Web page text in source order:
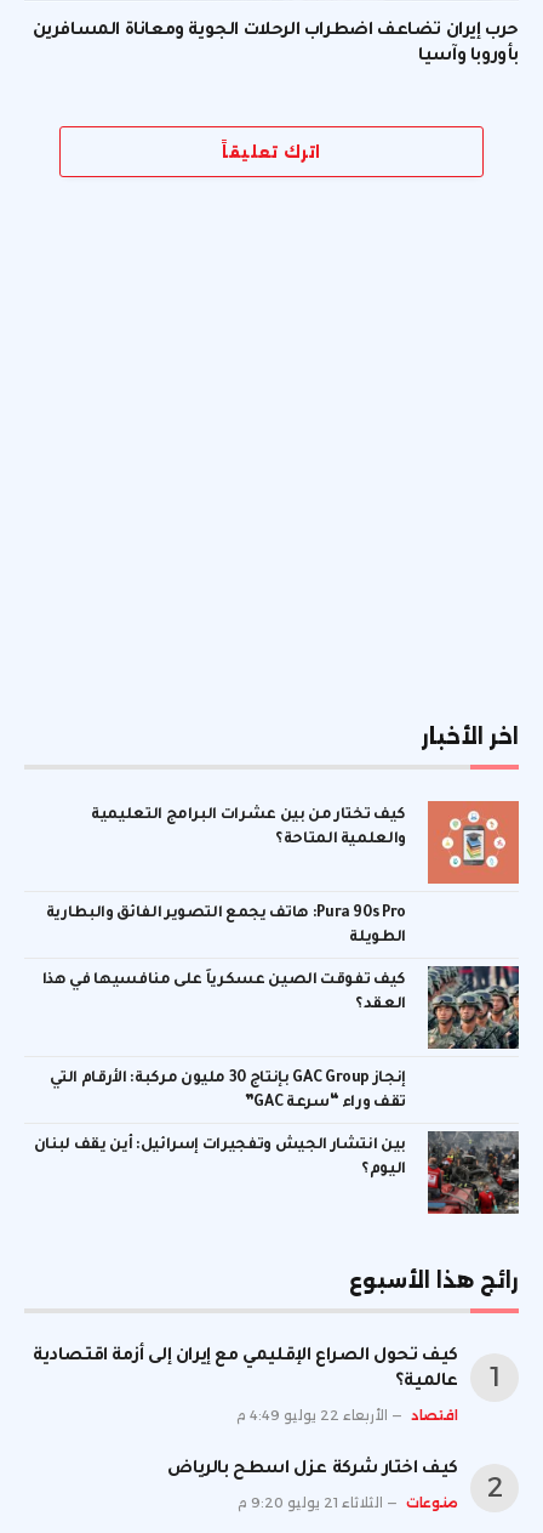
حرب إيران تضاعف اضطراب الرحلات الجوية ومعاناة المسافرين
بأوروبا وآسيا
اترك تعليقاً
اخر الأخبار
كيف تختار من بين عشرات البرامج التعليمية
والعلمية المتاحة؟
Pura 90s Pro: هاتف يجمع التصوير الفائق والبطارية
الطويلة
كيف تفوقت الصين عسكرياً على منافسيها في هذا
العقد؟
إنجاز GAC Group بإنتاج 30 مليون مركبة: الأرقام التي
تقف وراء “سرعة GAC”
بين انتشار الجيش وتفجيرات إسرائيل: أين يقف لبنان
اليوم؟
رائج هذا الأسبوع
كيف تحول الصراع الإقليمي مع إيران إلى أزمة اقتصادية
عالمية؟
اقتصاد الأربعاء 22 يوليو 4:49 م
كيف اختار شركة عزل اسطح بالرياض
منوعات الثلاثاء 21 يوليو 9:20 م